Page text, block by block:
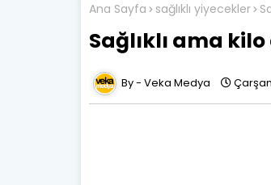
Ana Sayfa sağlıklı yiyecekler
Sağlıklı ama
Veka Medya